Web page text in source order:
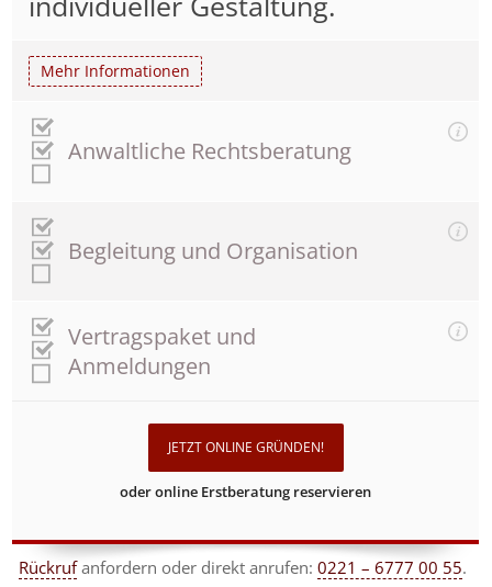
Mehr Informationen
Anwaltliche Rechtsberatung
Begleitung und Organisation
Vertragspaket und
Anmeldungen
JETZT ONLINE GRÜNDEN!
oder online Erstberatung reservieren
Rückrufanfordern oder direkt anrufen:0221 – 6777 00 55.